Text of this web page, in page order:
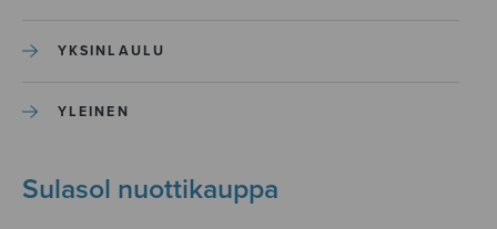
YKSINLAULU
YLEINEN
Sulasol nuottikauppa